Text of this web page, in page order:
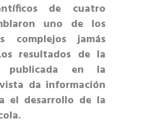
de cuatro
uno de los
complejos jamás
resultados de la
publicada en la
da información
el desarrollo de la